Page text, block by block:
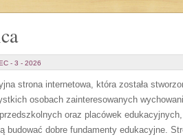
- 3 - 2026
strona internetowa, która została
osobach zainteresowanych
oraz placówek
budować dobre fundamenty edukacyjne.